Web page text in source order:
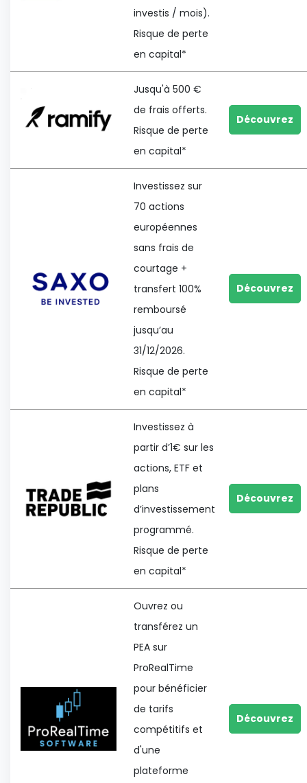
investis / mois).
Risque de perte
en capital*
Jusqu'à 500 €
de frais offerts.
Risque de perte
en capital*
Découvrez
Investissez sur
70 actions
européennes
sans frais de
courtage +
transfert 100%
remboursé
jusqu’au
31/12/2026.
Risque de perte
en capital*
Découvrez
Investissez à
partir d’1€ sur les
actions, ETF et
plans
d’investissement
programmé.
Risque de perte
en capital*
Découvrez
Ouvrez ou
transférez un
PEA sur
ProRealTime
pour bénéficier
de tarifs
compétitifs et
d'une
plateforme
Découvrez